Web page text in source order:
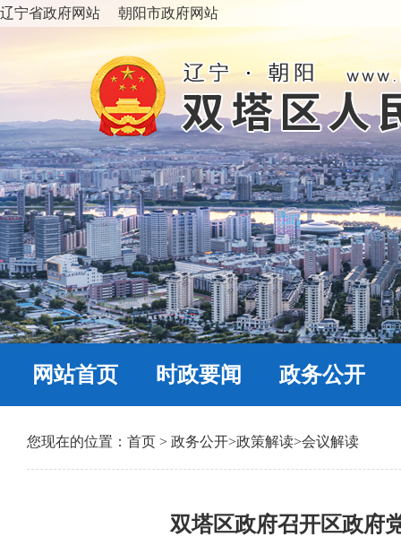
辽宁省政府网站 朝阳市政府网站
网站首页 时政要闻 政务公开
您现在的位置： 首页 > 政务公开>政策解读>会议解读
双塔区政府召开区政府